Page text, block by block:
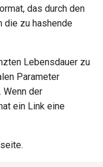
das durch den
die zu hashende
Lebensdauer zu
Parameter
der
ein Link eine